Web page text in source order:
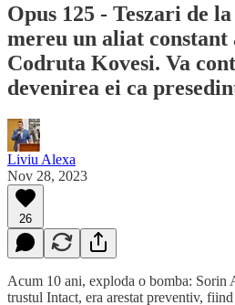
Opus 125 - Teszari de
mereu un aliat
Codruta Kovesi. Va
devenirea ei ca
Liviu Alexa
Nov 28, 2023
26
Acum 10 ani, exploda o bomba: Sorin
trustul Intact, era arestat preventiv,